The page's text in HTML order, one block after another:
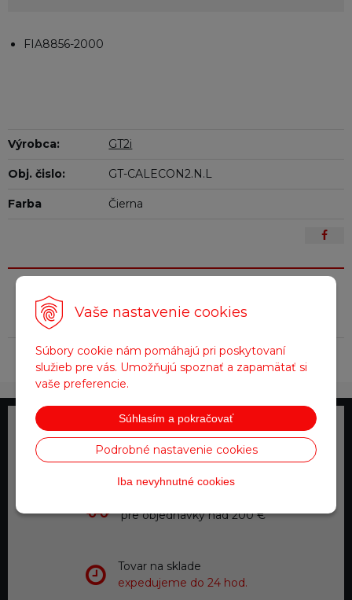
Vaše nastavenie cookies
Súbory cookie nám pomáhajú pri poskytovaní
služieb pre vás. Umožňujú spoznať a zapamätať si
vaše preferencie.
Súhlasím a pokračovať
Podrobné nastavenie cookies
Iba nevyhnutné cookies
FIA8856-2000
Výrobca: GT2i
Obj. čislo: GT-CALECON2.N.L
Farba Čierna
Parametre
Farba Čierna
Telefonické objednávky
0918 711 111
pre objednávky nad 200 €
Tovar na sklade
expedujeme do 24 hod.